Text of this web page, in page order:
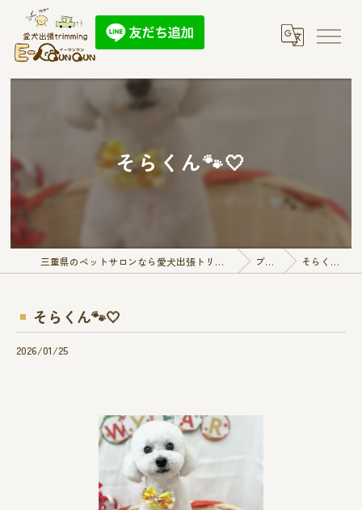
そらくん🐾🤍
三重県のペットサロンなら愛犬出張トリミング E-QunQun ブログ そらくん🐾🤍
そらくん🐾🤍
2026/01/25